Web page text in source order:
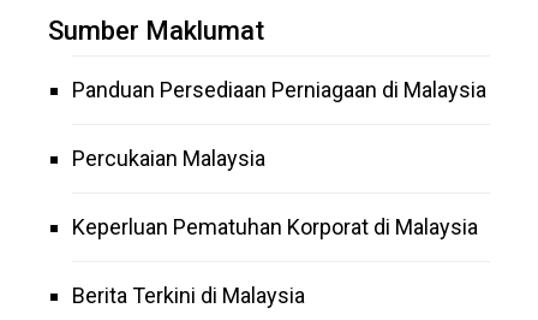
Sumber Maklumat
Panduan Persediaan Perniagaan di Malaysia
Percukaian Malaysia
Keperluan Pematuhan Korporat di Malaysia
Berita Terkini di Malaysia